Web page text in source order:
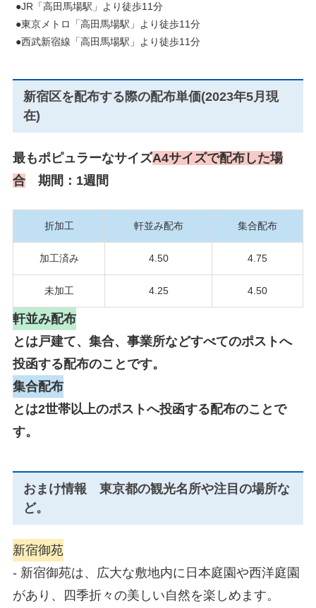
●JR「高田馬場駅」より徒歩11分
●東京メトロ「高田馬場駅」より徒歩11分
●西武新宿線「高田馬場駅」より徒歩11分
新宿区を配布する際の配布単価(2023年5月現
在)
最もポピュラーなサイズA4サイズで配布した場
合 期間：1週間
折加工 軒並み配布 集合配布
加工済み 4.50 4.75
未加工 4.25 4.50
軒並み配布
とは戸建て、集合、事業所などすべてのポストへ
投函する配布のことです。
集合配布
とは2世帯以上のポストへ投函する配布のことで
す。
おまけ情報 東京都の観光名所や注目の場所な
ど。
新宿御苑
- 新宿御苑は、広大な敷地内に日本庭園や西洋庭園
があり、四季折々の美しい自然を楽しめます。